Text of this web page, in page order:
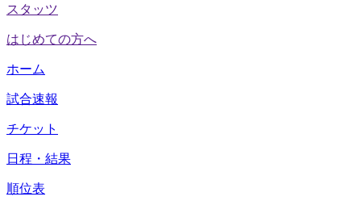
スタッツ
はじめての方へ
ホーム
試合速報
チケット
日程・結果
順位表